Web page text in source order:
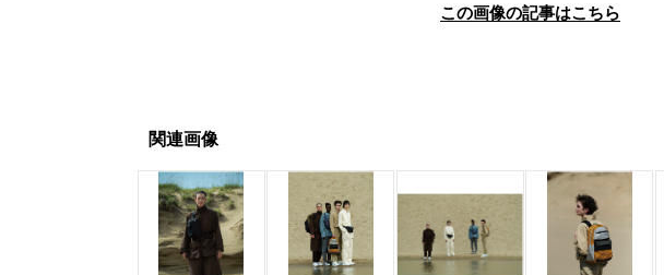
この画像の記事はこちら
関連画像